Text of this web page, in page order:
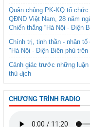
Quân chủng PK-KQ tổ
QĐND Việt Nam, 28 năm
Chiến thắng “Hà Nội - Điện
Chính trị, tinh thần - nhân tố
"Hà Nội - Điện Biên phủ trên
Cảnh giác trước những
thù địch
CHƯƠNG TRÌNH RADIO